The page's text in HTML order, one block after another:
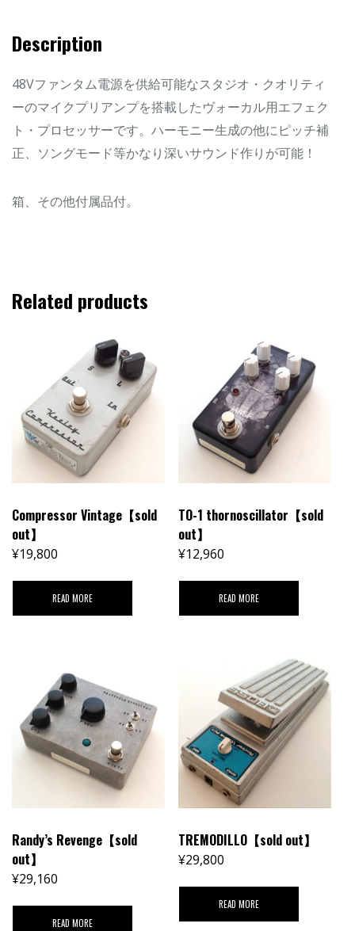
Description
48Vファンタム電源を供給可能なスタジオ・クオリティ
ーのマイクプリアンプを搭載したヴォーカル用エフェク
ト・プロセッサーです。ハーモニー生成の他にピッチ補
正、ソングモード等かなり深いサウンド作りが可能！
箱、その他付属品付。
Related products
Compressor Vintage【sold
out】
¥19,800
READ MORE
TO-1 thornoscillator【sold
out】
¥12,960
READ MORE
Randy’s Revenge【sold
out】
¥29,160
READ MORE
TREMODILLO【sold out】
¥29,800
READ MORE